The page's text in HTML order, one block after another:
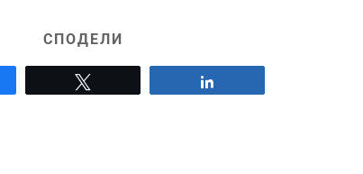
СПОДЕЛИ